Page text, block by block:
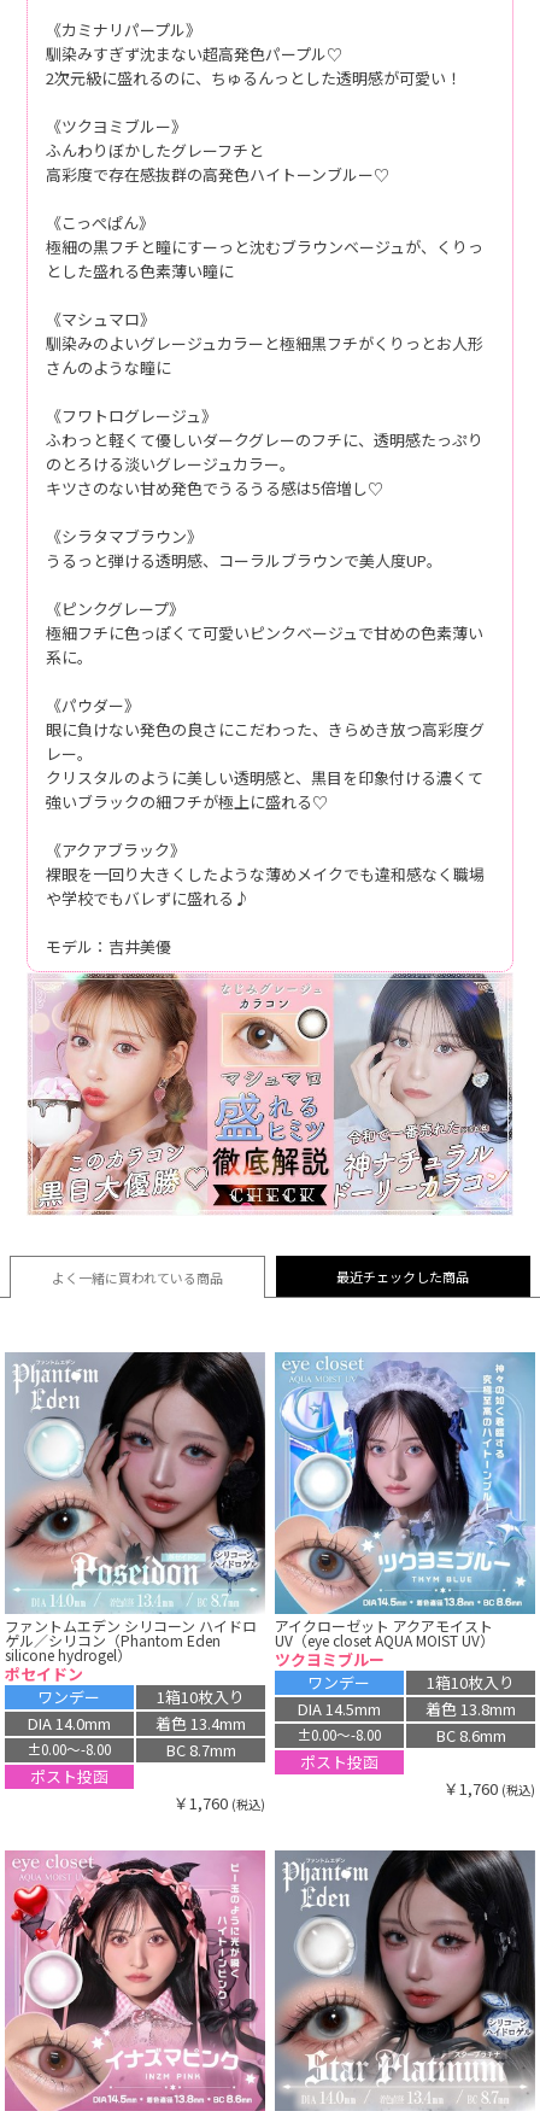
《カミナリパープル》
馴染みすぎず沈まない超高発色パープル♡
2次元級に盛れるのに、ちゅるんっとした透明感が可愛い！
《ツクヨミブルー》
ふんわりぼかしたグレーフチと
高彩度で存在感抜群の高発色ハイトーンブルー♡
《こっぺぱん》
極細の黒フチと瞳にすーっと沈むブラウンベージュが、くりっ
とした盛れる色素薄い瞳に
《マシュマロ》
馴染みのよいグレージュカラーと極細黒フチがくりっとお人形
さんのような瞳に
《フワトログレージュ》
ふわっと軽くて優しいダークグレーのフチに、透明感たっぷり
のとろける淡いグレージュカラー。
キツさのない甘め発色でうるうる感は5倍増し♡
《シラタマブラウン》
うるっと弾ける透明感、コーラルブラウンで美人度UP。
《ピンクグレープ》
極細フチに色っぽくて可愛いピンクベージュで甘めの色素薄い
系に。
《パウダー》
眼に負けない発色の良さにこだわった、きらめき放つ高彩度グ
レー。
クリスタルのように美しい透明感と、黒目を印象付ける濃くて
強いブラックの細フチが極上に盛れる♡
《アクアブラック》
裸眼を一回り大きくしたような薄めメイクでも違和感なく職場
や学校でもバレずに盛れる♪
モデル：吉井美優
よく一緒に買われている商品 最近チェックした商品
ファントムエデン シリコーン ハイドロ
ゲル／シリコン（Phantom Eden
silicone hydrogel）
ポセイドン
ワンデー
1箱10枚入り
DIA 14.0mm
着色 13.4mm
±0.00〜-8.00
BC 8.7mm
ポスト投函
￥1,760 (税込)
アイクローゼット アクアモイスト
UV（eye closet AQUA MOIST UV）
ツクヨミブルー
ワンデー
1箱10枚入り
DIA 14.5mm
着色 13.8mm
±0.00〜-8.00
BC 8.6mm
ポスト投函
￥1,760 (税込)